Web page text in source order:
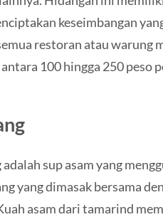
keseimbangan
restoran atau warung
100 hingga 250 peso
adalah sup asam yang
yang dimasak bersama
asam dari tamarind